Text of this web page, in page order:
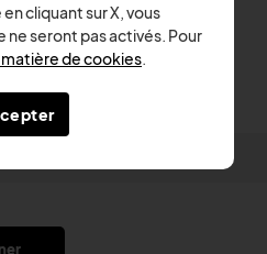
rien !
cliquant sur X, vous
ne seront pas activés. Pour
de cookies.